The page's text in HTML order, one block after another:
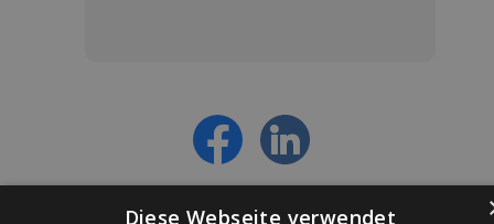
Diese Webseite verwendet